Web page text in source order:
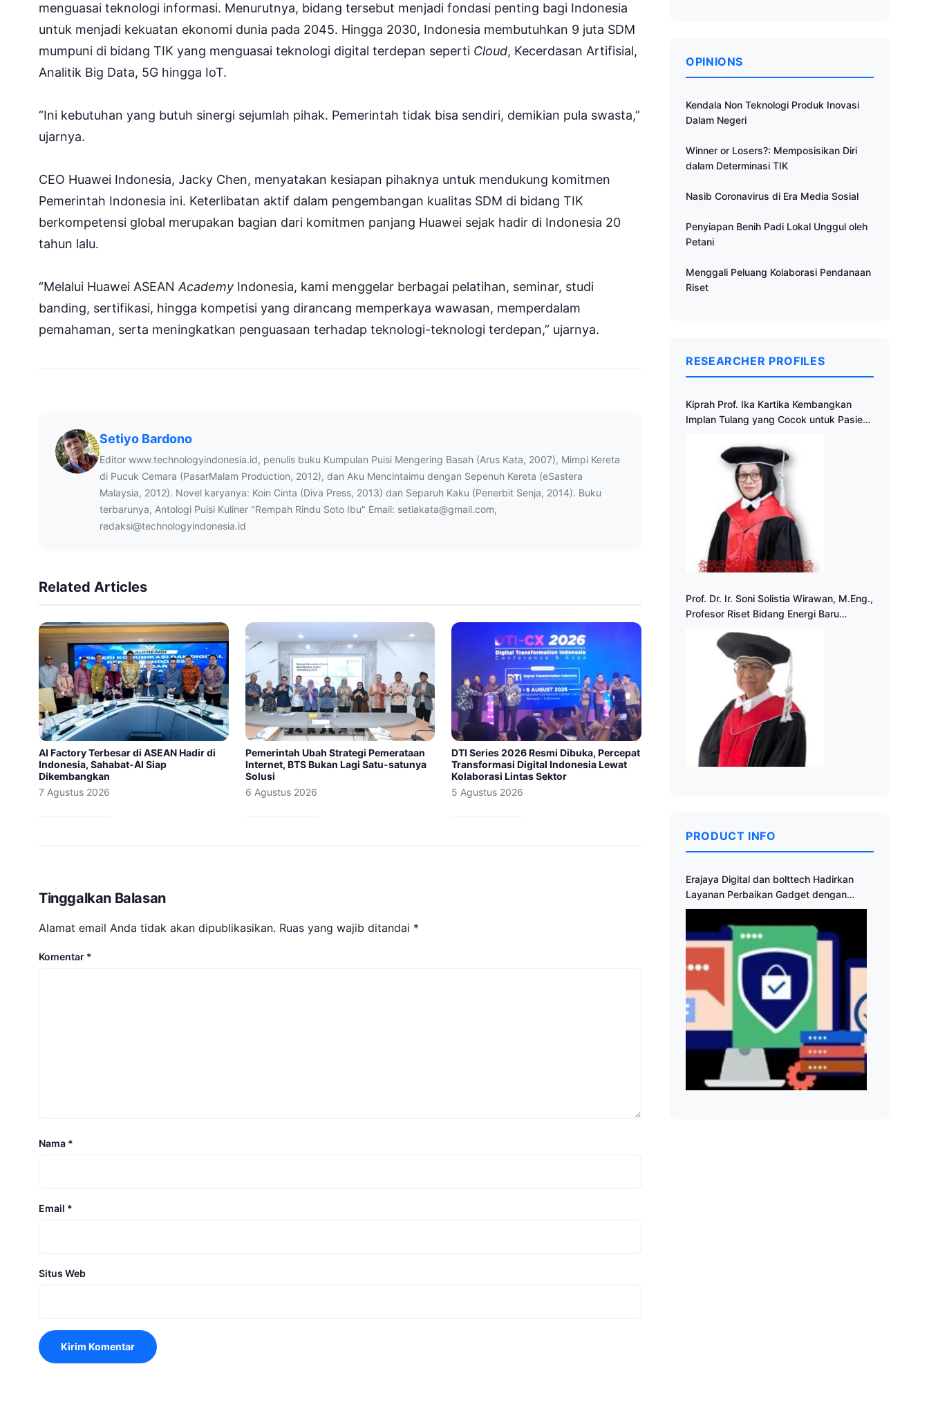
menguasai teknologi informasi. Menurutnya, bidang tersebut menjadi fondasi penting bagi Indonesia
untuk menjadi kekuatan ekonomi dunia pada 2045. Hingga 2030, Indonesia membutuhkan 9 juta SDM
mumpuni di bidang TIK yang menguasai teknologi digital terdepan seperti Cloud, Kecerdasan Artifisial,
Analitik Big Data, 5G hingga IoT.
“Ini kebutuhan yang butuh sinergi sejumlah pihak. Pemerintah tidak bisa sendiri, demikian pula swasta,”
ujarnya.
CEO Huawei Indonesia, Jacky Chen, menyatakan kesiapan pihaknya untuk mendukung komitmen
Pemerintah Indonesia ini. Keterlibatan aktif dalam pengembangan kualitas SDM di bidang TIK
berkompetensi global merupakan bagian dari komitmen panjang Huawei sejak hadir di Indonesia 20
tahun lalu.
“Melalui Huawei ASEANAcademy Indonesia, kami menggelar berbagai pelatihan, seminar, studi
banding, sertifikasi, hingga kompetisi yang dirancang memperkaya wawasan, memperdalam
pemahaman, serta meningkatkan penguasaan terhadap teknologi-teknologi terdepan,” ujarnya.
Setiyo Bardono
Editor www.technologyindonesia.id, penulis buku Kumpulan Puisi Mengering Basah (Arus Kata, 2007), Mimpi Kereta
di Pucuk Cemara (PasarMalam Production, 2012), dan Aku Mencintaimu dengan Sepenuh Kereta (eSastera
Malaysia, 2012). Novel karyanya: Koin Cinta (Diva Press, 2013) dan Separuh Kaku (Penerbit Senja, 2014). Buku
terbarunya, Antologi Puisi Kuliner "Rempah Rindu Soto Ibu" Email: setiakata@gmail.com,
redaksi@technologyindonesia.id
Related Articles
AI Factory Terbesar di ASEAN Hadir di
Indonesia, Sahabat-AI Siap
Dikembangkan
7 Agustus 2026
Pemerintah Ubah Strategi Pemerataan
Internet, BTS Bukan Lagi Satu-satunya
Solusi
6 Agustus 2026
DTI Series 2026 Resmi Dibuka, Percepat
Transformasi Digital Indonesia Lewat
Kolaborasi Lintas Sektor
5 Agustus 2026
Tinggalkan Balasan
Alamat email Anda tidak akan dipublikasikan. Ruas yang wajib ditandai *
Komentar *
Nama *
Email *
Situs Web
OPINIONS
Kendala Non Teknologi Produk Inovasi
Dalam Negeri
Winner or Losers?: Memposisikan Diri
dalam Determinasi TIK
Nasib Coronavirus di Era Media Sosial
Penyiapan Benih Padi Lokal Unggul oleh
Petani
Menggali Peluang Kolaborasi Pendanaan
Riset
RESEARCHER PROFILES
Kiprah Prof. Ika Kartika Kembangkan
Implan Tulang yang Cocok untuk Pasien
Prof. Dr. Ir. Soni Solistia Wirawan, M.Eng.,
Profesor Riset Bidang Energi Baru
PRODUCT INFO
Erajaya Digital dan bolttech Hadirkan
Layanan Perbaikan Gadget dengan
Sentuhan Keamanan Siber